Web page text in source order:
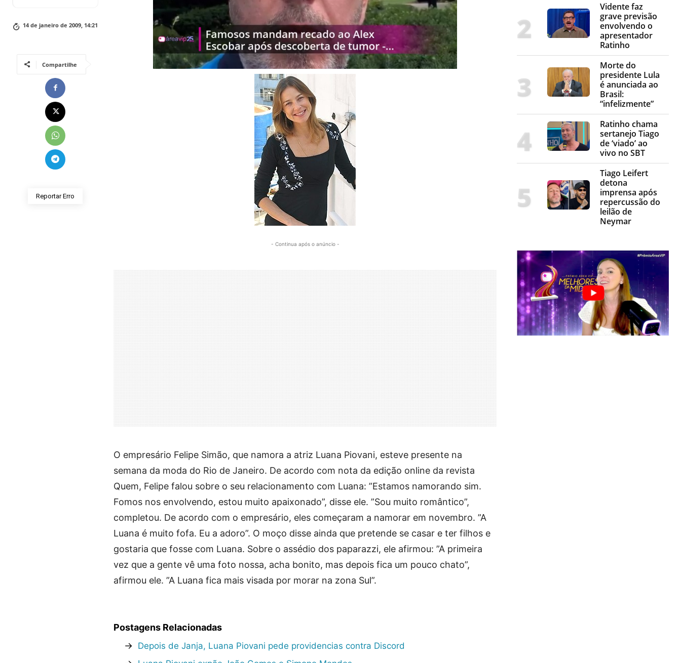
14 de janeiro de 2009, 14:21
Compartilhe
Reportar Erro
- Continua após o anúncio -
O empresário Felipe Simão, que namora a atriz Luana Piovani, esteve presente na
semana da moda do Rio de Janeiro. De acordo com nota da edição online da revista
Quem, Felipe falou sobre o seu relacionamento com Luana: ”Estamos namorando sim.
Fomos nos envolvendo, estou muito apaixonado”, disse ele. ”Sou muito romântico”,
completou. De acordo com o empresário, eles começaram a namorar em novembro. ”A
Luana é muito fofa. Eu a adoro”. O moço disse ainda que pretende se casar e ter filhos e
gostaria que fosse com Luana. Sobre o assédio dos paparazzi, ele afirmou: ”A primeira
vez que a gente vê uma foto nossa, acha bonito, mas depois fica um pouco chato”,
afirmou ele. ”A Luana fica mais visada por morar na zona Sul”.
Postagens Relacionadas
→ Depois de Janja, Luana Piovani pede providencias contra Discord
Vidente faz
grave previsão
envolvendo o
apresentador
Ratinho
Morte do
presidente Lula
é anunciada ao
Brasil:
“infelizmente”
Ratinho chama
sertanejo Tiago
de ‘viado’ ao
vivo no SBT
Tiago Leifert
detona
imprensa após
repercussão do
leilão de
Neymar